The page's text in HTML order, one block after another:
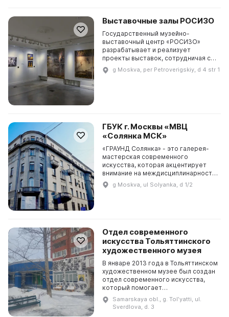
Выставочные залы РОСИЗО
Государственный музейно-
выставочный центр «РОСИЗО»
разрабатывает и реализует
проекты выставок, сотрудничая с
ведущими музеями и культурными
институтами. Организация
g Moskva, per Petroverigskiy, d 4 str 1
ГБУК г. Москвы «МВЦ
«Солянка МСК»
«ГРАУНД Солянка» - это галерея-
мастерская современного
искусства, которая акцентирует
внимание на междисциплинарность
и экспериментальные
художественные формы. Она была
g Moskva, ul Solyanka, d 1/2
Отдел современного
искусства Тольяттинского
художественного музея
В январе 2013 года в Тольяттинском
художественном музее был создан
отдел современного искусства,
который помогает
популяризировать актуальное
искусство и знакомить горожан с
его основными тенденциями....
Samarskaya obl., g. Tolʹyatti, ul.
Sverdlova, d. 3